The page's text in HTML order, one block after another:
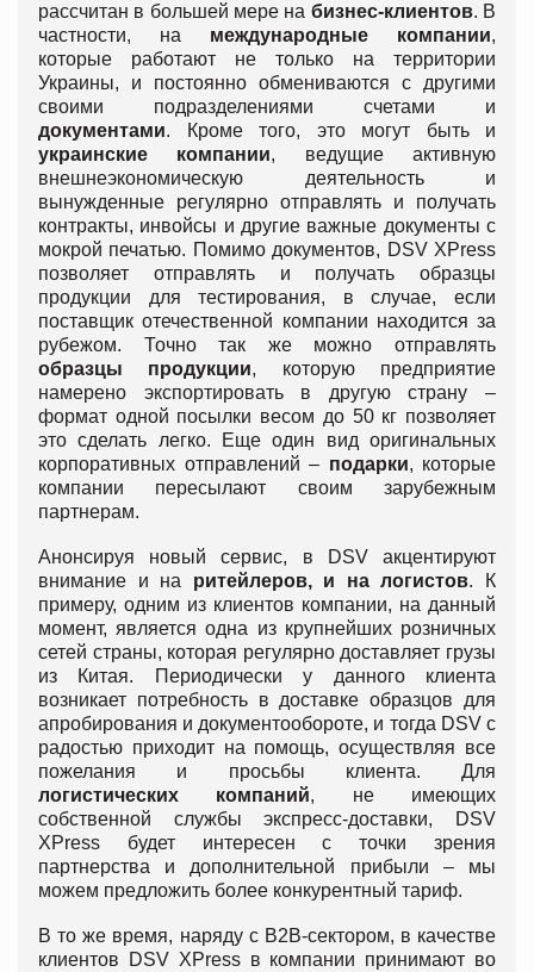
рассчитан в большей мере на бизнес-клиентов. В
частности, на международные компании,
которые работают не только на территории
Украины, и постоянно обмениваются с другими
своими подразделениями счетами и
документами. Кроме того, это могут быть и
украинские компании, ведущие активную
внешнеэкономическую деятельность и
вынужденные регулярно отправлять и получать
контракты, инвойсы и другие важные документы с
мокрой печатью. Помимо документов, DSV XPress
позволяет отправлять и получать образцы
продукции для тестирования, в случае, если
поставщик отечественной компании находится за
рубежом. Точно так же можно отправлять
образцы продукции, которую предприятие
намерено экспортировать в другую страну –
формат одной посылки весом до 50 кг позволяет
это сделать легко. Еще один вид оригинальных
корпоративных отправлений – подарки, которые
компании пересылают своим зарубежным
партнерам.
Анонсируя новый сервис, в DSV акцентируют
внимание и на ритейлеров, и на логистов. К
примеру, одним из клиентов компании, на данный
момент, является одна из крупнейших розничных
сетей страны, которая регулярно доставляет грузы
из Китая. Периодически у данного клиента
возникает потребность в доставке образцов для
апробирования и документообороте, и тогда DSV с
радостью приходит на помощь, осуществляя все
пожелания и просьбы клиента. Для
логистических компаний, не имеющих
собственной службы экспресс-доставки, DSV
XPress будет интересен с точки зрения
партнерства и дополнительной прибыли – мы
можем предложить более конкурентный тариф.
В то же время, наряду с B2B-сектором, в качестве
клиентов DSV XPress в компании принимают во